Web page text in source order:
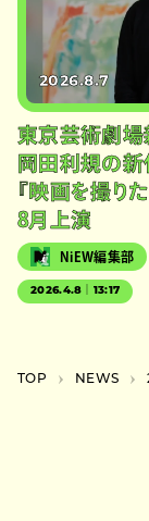
2026.8.7
東京芸術劇場
岡田利規の新
『映画を撮り
8月上演
NiEW編集部
2026.4.8｜13:17
TOP NEWS